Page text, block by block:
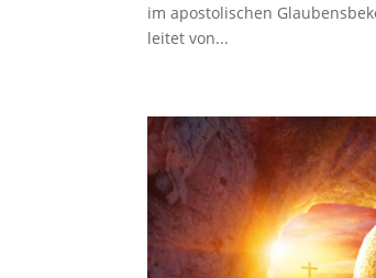
im apostolischen
leitet von...